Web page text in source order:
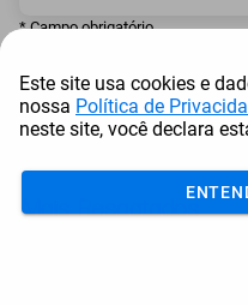
* Campo obrigatório
Mais Resgatados
Este site usa cookies e
nossa Política de
neste site, você declara